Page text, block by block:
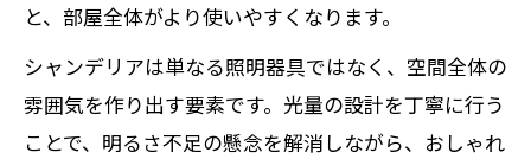
と、部屋全体がより使いやすくなります。
シャンデリアは単なる照明器具ではなく、空間全体の
雰囲気を作り出す要素です。光量の設計を丁寧に行う
ことで、明るさ不足の懸念を解消しながら、おしゃれ